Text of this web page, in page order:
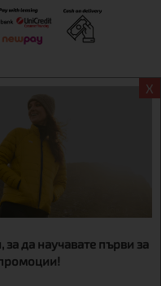
X
да научавате първи за
административен адрес
офис 1, магазини
895461012